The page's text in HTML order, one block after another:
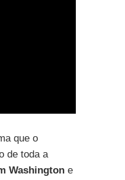
que o
de toda a
Washingtone